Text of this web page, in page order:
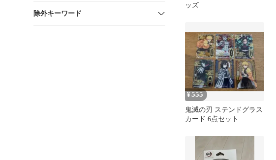
除外キーワード
ッズ
¥555
鬼滅の刃 ステンドグラス
カード 6点セット